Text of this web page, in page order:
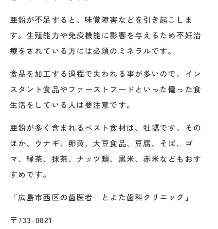
亜鉛が不足すると、味覚障害などを引き起こしま
す。生殖能力や免疫機能に影響を与えるため不妊治
療をされている方には必須のミネラルです。
食品を加工する過程で失われる事が多いので、イン
スタント食品やファーストフードといった偏った食
生活をしている人は要注意です。
亜鉛が多く含まれるベスト食材は、牡蠣です。その
ほか、ウナギ、卵黄、大豆食品、豆腐、そば、ゴ
マ、緑茶、抹茶、ナッツ類、黒米、赤米などもおす
すめです。
「広島市西区の歯医者 とよた歯科クリニック」
〒733-0821